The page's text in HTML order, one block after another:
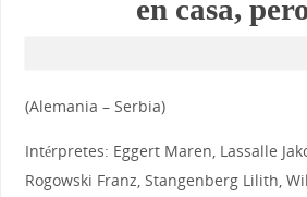
en casa,
(Alemania – Serbia)
Intérpretes: Eggert Maren, Lassalle
Rogowski Franz, Stangenberg Lilith,